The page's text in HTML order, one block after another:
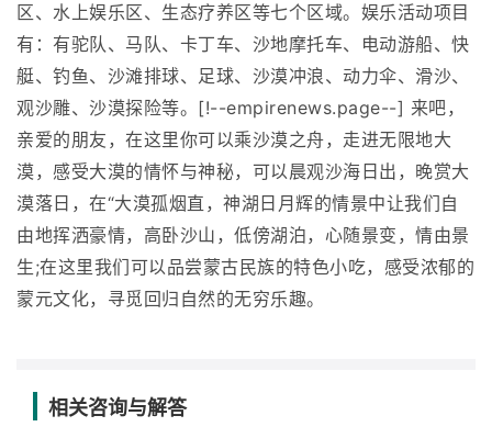
区、水上娱乐区、生态疗养区等七个区域。娱乐活动项目
有：有驼队、马队、卡丁车、沙地摩托车、电动游船、快
艇、钓鱼、沙滩排球、足球、沙漠冲浪、动力伞、滑沙、
观沙雕、沙漠探险等。[!--empirenews.page--] 来吧，
亲爱的朋友，在这里你可以乘沙漠之舟，走进无限地大
漠，感受大漠的情怀与神秘，可以晨观沙海日出，晚赏大
漠落日，在“大漠孤烟直，神湖日月辉的情景中让我们自
由地挥洒豪情，高卧沙山，低傍湖泊，心随景变，情由景
生;在这里我们可以品尝蒙古民族的特色小吃，感受浓郁的
蒙元文化，寻觅回归自然的无穷乐趣。
相关咨询与解答